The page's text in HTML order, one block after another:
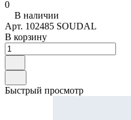
0
В наличии
Арт. 102485 SOUDAL
В корзину
Быстрый просмотр